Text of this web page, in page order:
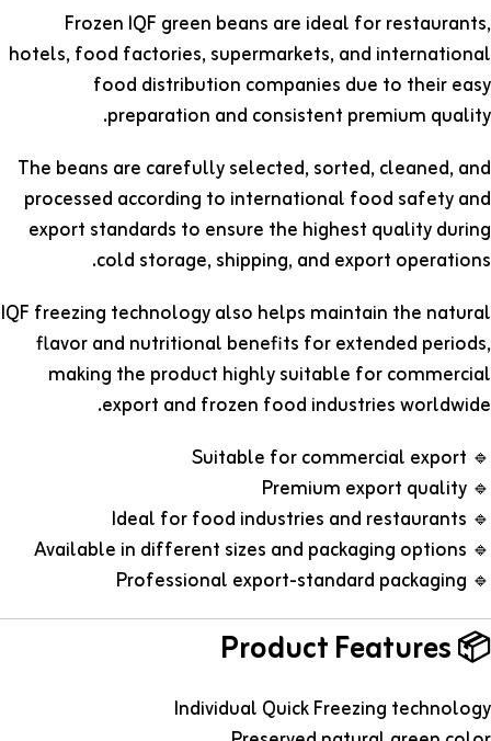
Frozen IQF green beans are ideal for restaurants,
hotels, food factories, supermarkets, and international
food distribution companies due to their easy
preparation and consistent premium quality.
The beans are carefully selected, sorted, cleaned, and
processed according to international food safety and
export standards to ensure the highest quality during
cold storage, shipping, and export operations.
IQF freezing technology also helps maintain the natural
flavor and nutritional benefits for extended periods,
making the product highly suitable for commercial
export and frozen food industries worldwide.
🔹 Suitable for commercial export
🔹 Premium export quality
🔹 Ideal for food industries and restaurants
🔹 Available in different sizes and packaging options
🔹 Professional export-standard packaging
📦 Product Features
Individual Quick Freezing technology